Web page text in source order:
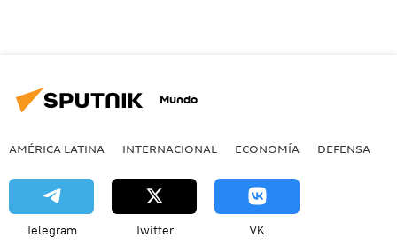
Mundo
AMÉRICA LATINA INTERNACIONAL ECONOMÍA DEFENSA
Telegram Twitter VK